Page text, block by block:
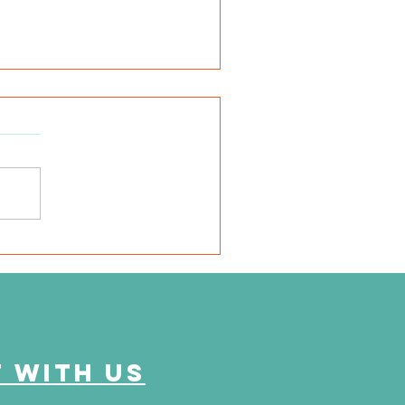
sobre Viviendo
with us